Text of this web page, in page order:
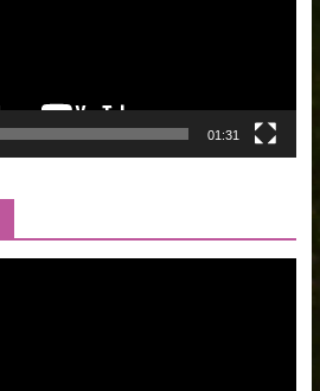
01:31